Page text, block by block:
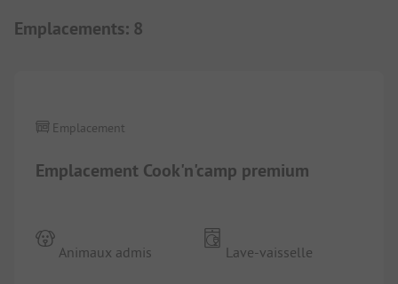
Emplacements: 8
Emplacement Cook'n'camp premium
Emplacement
Animaux admis Lave-vaisselle